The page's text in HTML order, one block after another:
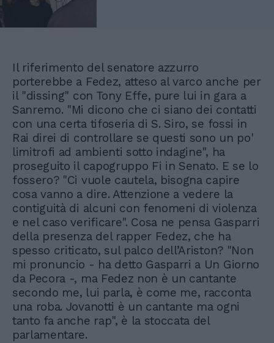
Il riferimento del senatore azzurro
porterebbe a Fedez, atteso al varco anche per
il "dissing" con Tony Effe, pure lui in gara a
Sanremo. "Mi dicono che ci siano dei contatti
con una certa tifoseria di S. Siro, se fossi in
Rai direi di controllare se questi sono un po'
limitrofi ad ambienti sotto indagine", ha
proseguito il capogruppo Fi in Senato. E se lo
fossero? "Ci vuole cautela, bisogna capire
cosa vanno a dire. Attenzione a vedere la
contiguità di alcuni con fenomeni di violenza
e nel caso verificare". Cosa ne pensa Gasparri
della presenza del rapper Fedez, che ha
spesso criticato, sul palco dell’Ariston? "Non
mi pronuncio - ha detto Gasparri a Un Giorno
da Pecora -, ma Fedez non è un cantante
secondo me, lui parla, è come me, racconta
una roba. Jovanotti è un cantante ma ogni
tanto fa anche rap", è la stoccata del
parlamentare.